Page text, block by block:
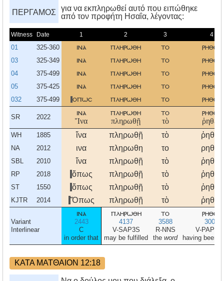
ΠΕΡΓΑΜΟΣ
για να εκπληρωθεί αυτό που ειπώθηκε
από τον προφήτη Hσαΐα, λέγοντας:
Witness Date 1 2 3 4
01 325-360 ινα πληρωθη το ρηθεν
03 325-349 ινα πληρωθη το ρηθεν
04 375-499 ινα πληρωθη το ρηθεν
05 375-425 ινα πληρωθη το ρηθεν
032 375-499 οπωσ πληρωθη το ρηθεν
SR 2022
ινα
Ἵνα
πληρωθη
πληρωθῇ
το
τὸ
ρηθεν
ῥηθὲν
WH 1885 ἵνα πληρωθῇ τὸ ῥηθὲν
NA 2012 ινα πληρωθη το ρηθεν
SBL 2010 ἵνα πληρωθῇ τὸ ῥηθὲν
RP 2018 ὅπως πληρωθῇ τὸ ῥηθὲν
ST 1550 ὅπως πληρωθῇ τὸ ῥηθὲν
KJTR 2014 Ὅπως πληρωθῇ τὸ ῥηθὲν
Variant
Interlinear
ινα
2443
C
in order that
πληρωθη
4137
V-SAP3S
may be fulfilled
το
3588
R-NNS
the word
ρηθεν
3004
V-
having been
ΚΑΤΑ ΜΑΤΘΑΙΟΝ 12:18